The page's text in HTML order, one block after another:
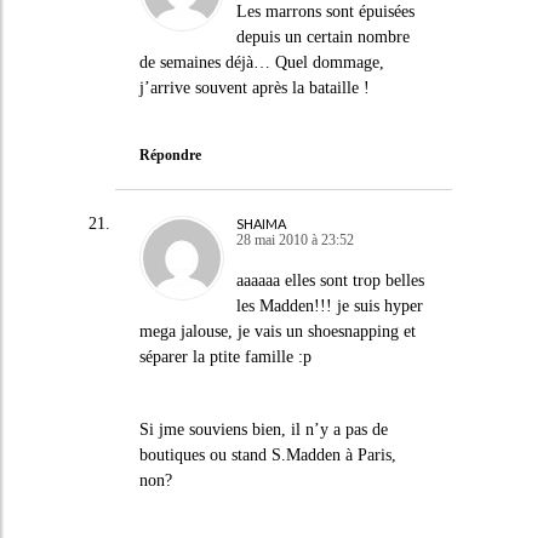
Les marrons sont épuisées
depuis un certain nombre
de semaines déjà… Quel dommage,
j’arrive souvent après la bataille !
Répondre
SHAIMA
28 mai 2010 à 23:52
aaaaaa elles sont trop belles
les Madden!!! je suis hyper
mega jalouse, je vais un shoesnapping et
séparer la ptite famille :p
Si jme souviens bien, il n’y a pas de
boutiques ou stand S.Madden à Paris,
non?